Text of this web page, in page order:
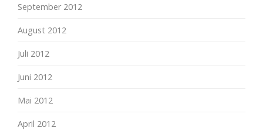
September 2012
August 2012
Juli 2012
Juni 2012
Mai 2012
April 2012